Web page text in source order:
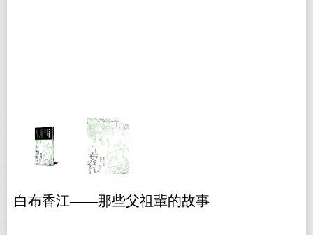
白布香江——那些父祖輩的故事